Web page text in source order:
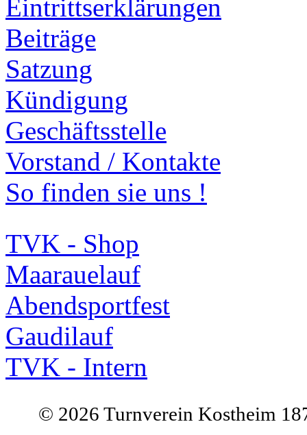
Eintrittserklärungen
Beiträge
Satzung
Kündigung
Geschäftsstelle
Vorstand / Kontakte
So finden sie uns !
TVK - Shop
Maarauelauf
Abendsportfest
Gaudilauf
TVK - Intern
© 2026 Turnverein Kostheim